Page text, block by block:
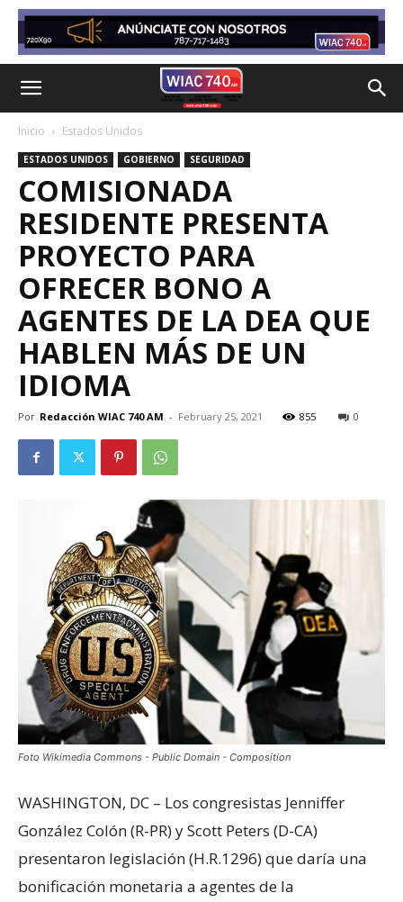
Inicio Estados Unidos
ESTADOS UNIDOS GOBIERNO SEGURIDAD
COMISIONADA
RESIDENTE PRESENTA
PROYECTO PARA
OFRECER BONO A
AGENTES DE LA DEA QUE
HABLEN MÁS DE UN
IDIOMA
Por Redacción WIAC 740 AM - February 25, 2021 855 0
Foto Wikimedia Commons - Public Domain - Composition
WASHINGTON, DC – Los congresistas Jenniffer
González Colón (R-PR) y Scott Peters (D-CA)
presentaron legislación (H.R.1296) que daría una
bonificación monetaria a agentes de la